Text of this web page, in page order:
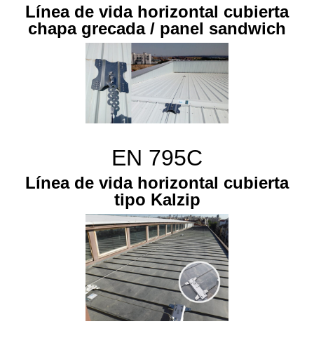
Línea de vida horizontal cubierta
chapa grecada / panel sandwich
EN 795C
Línea de vida horizontal cubierta
tipo Kalzip